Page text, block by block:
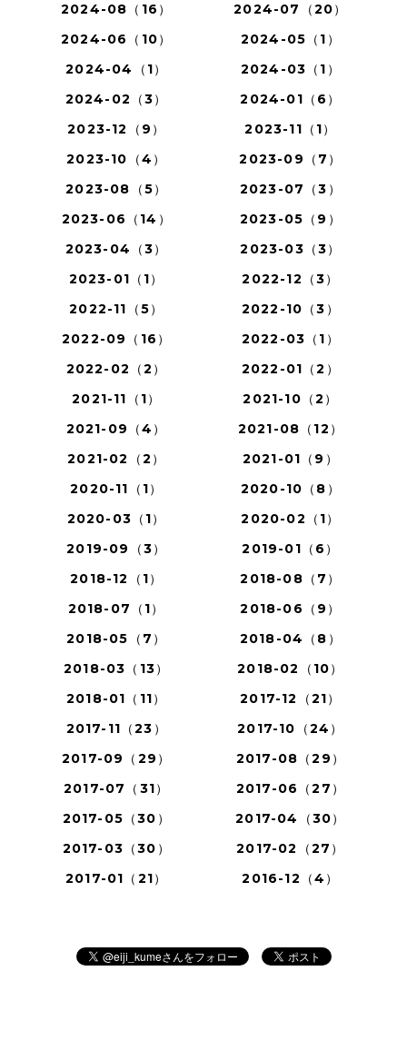
2024-08（16）
2024-07（20）
2024-06（10）
2024-05（1）
2024-04（1）
2024-03（1）
2024-02（3）
2024-01（6）
2023-12（9）
2023-11（1）
2023-10（4）
2023-09（7）
2023-08（5）
2023-07（3）
2023-06（14）
2023-05（9）
2023-04（3）
2023-03（3）
2023-01（1）
2022-12（3）
2022-11（5）
2022-10（3）
2022-09（16）
2022-03（1）
2022-02（2）
2022-01（2）
2021-11（1）
2021-10（2）
2021-09（4）
2021-08（12）
2021-02（2）
2021-01（9）
2020-11（1）
2020-10（8）
2020-03（1）
2020-02（1）
2019-09（3）
2019-01（6）
2018-12（1）
2018-08（7）
2018-07（1）
2018-06（9）
2018-05（7）
2018-04（8）
2018-03（13）
2018-02（10）
2018-01（11）
2017-12（21）
2017-11（23）
2017-10（24）
2017-09（29）
2017-08（29）
2017-07（31）
2017-06（27）
2017-05（30）
2017-04（30）
2017-03（30）
2017-02（27）
2017-01（21）
2016-12（4）